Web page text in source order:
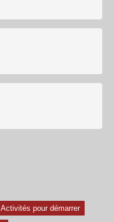
Activités pour démarrer